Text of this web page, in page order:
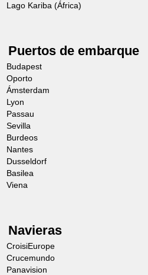
Lago Kariba (África)
Puertos de embarque
Budapest
Oporto
Ámsterdam
Lyon
Passau
Sevilla
Burdeos
Nantes
Dusseldorf
Basilea
Viena
Navieras
CroisiEurope
Crucemundo
Panavision